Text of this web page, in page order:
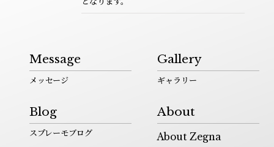
Message
メッセージ
Blog
スプレーモブログ
Gallery
ギャラリー
About
About Zegna